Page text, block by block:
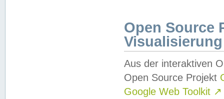
Open Source
Visualisierung
Aus der interaktiven
Open Source Projekt
Google Web Toolkit ↗